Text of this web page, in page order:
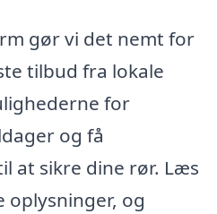
gør vi det nemt for
tilbud fra lokale
for
og få
at sikre dine rør. Læs
oplysninger, og